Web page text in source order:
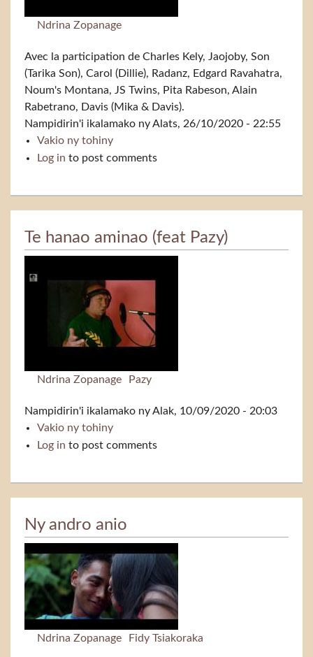
Ndrina Zopanage
Avec la participation de Charles Kely, Jaojoby, Son
(Tarika Son), Carol (Dillie), Radanz, Edgard Ravahatra,
Noum's Montana, JS Twins, Pita Rabeson, Alain
Rabetrano, Davis (Mika & Davis).
Nampidirin'i ikalamako ny Alats, 26/10/2020 - 22:55
Vakio ny tohinyVorombý
Log in to post comments
Te hanao aminao (feat Pazy)
Ndrina Zopanage Pazy
Nampidirin'i ikalamako ny Alak, 10/09/2020 - 20:03
Vakio ny tohinyTe hanao aminao (feat Pazy)
Log in to post comments
Ny andro anio
Ndrina Zopanage Fidy Tsiakoraka